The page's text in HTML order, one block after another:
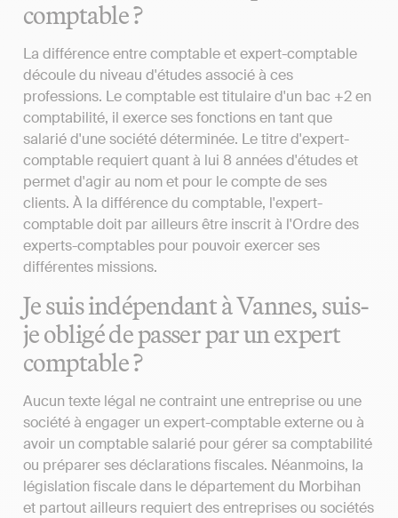
comptable ?
La différence entre comptable et expert-comptable
découle du niveau d'études associé à ces
professions. Le comptable est titulaire d'un bac +2 en
comptabilité, il exerce ses fonctions en tant que
salarié d'une société déterminée. Le titre d'expert-
comptable requiert quant à lui 8 années d'études et
permet d'agir au nom et pour le compte de ses
clients. À la différence du comptable, l'expert-
comptable doit par ailleurs être inscrit à l'Ordre des
experts-comptables pour pouvoir exercer ses
différentes missions.
Je suis indépendant à Vannes, suis-
je obligé de passer par un expert
comptable ?
Aucun texte légal ne contraint une entreprise ou une
société à engager un expert-comptable externe ou à
avoir un comptable salarié pour gérer sa comptabilité
ou préparer ses déclarations fiscales. Néanmoins, la
législation fiscale dans le département du Morbihan
et partout ailleurs requiert des entreprises ou sociétés